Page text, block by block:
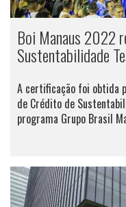
Boi Manaus 2022
Sustentabilidade
A certificação foi obtida
de Crédito de
programa Grupo Brasil